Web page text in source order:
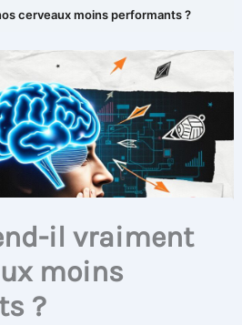
cerveaux moins performants ?
il vraiment
moins
?